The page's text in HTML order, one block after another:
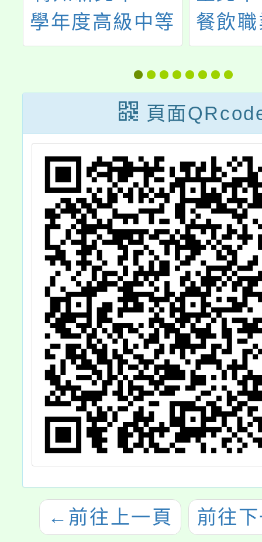
學年度高級中等
學校「技職
Chain 跳轉未
來」升學及就業
博覽會
餐飲
理「
理念
頁面
← 前往上一頁 前往